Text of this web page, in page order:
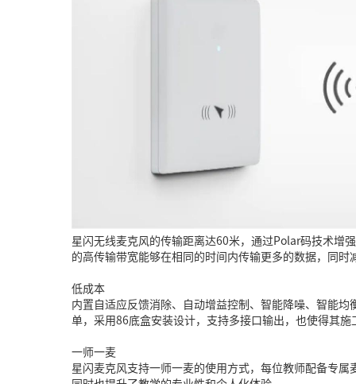
星闪无线麦克风的传输距离达60米，通过Polar码技术增
的高传输带宽能够在相同的时间内传输更多的数据，同
低成本
内置自适应反馈消除、自动增益控制、智能降噪、智能
单，采用86底盒安装设计，支持多接口输出，也使得其
一师一麦
星闪麦克风支持一师一麦的使用方式，每位教师配备专